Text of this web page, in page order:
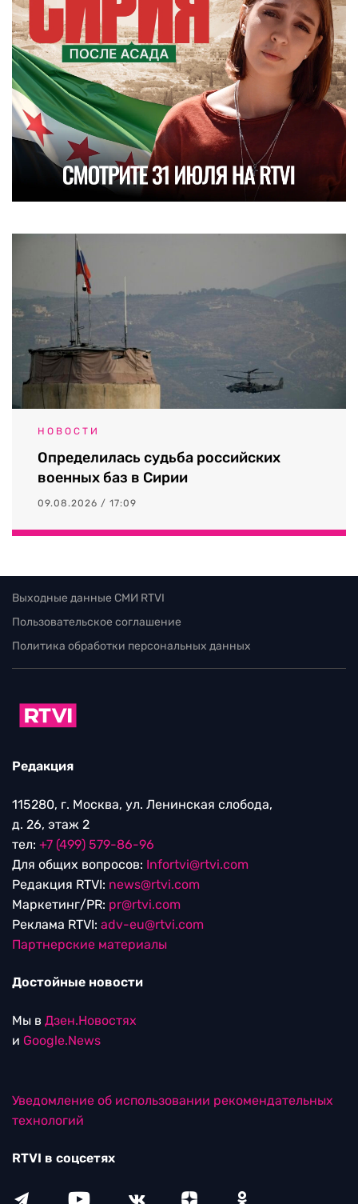
НОВОСТИ
Определилась судьба российских
военных баз в Сирии
09.08.2026 / 17:09
Выходные данные СМИ RTVI
Пользовательское соглашение
Политика обработки персональных данных
Редакция
115280, г. Москва, ул. Ленинская слобода,
д. 26, этаж 2
тел: +7 (499) 579-86-96
Для общих вопросов: Infortvi@rtvi.com
Редакция RTVI: news@rtvi.com
Маркетинг/PR: pr@rtvi.com
Реклама RTVI: adv-eu@rtvi.com
Партнерские материалы
Достойные новости
Мы в Дзен.Новостях
и Google.News
Уведомление об использовании рекомендательных
технологий
RTVI в соцсетях